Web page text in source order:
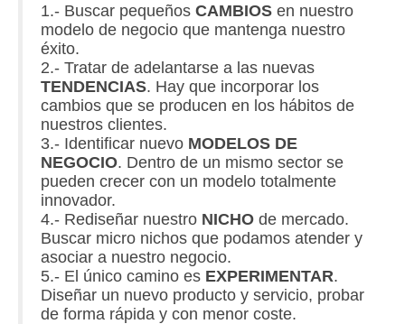
1.- Buscar pequeños CAMBIOS en nuestro
modelo de negocio que mantenga nuestro
éxito.
2.- Tratar de adelantarse a las nuevas
TENDENCIAS. Hay que incorporar los
cambios que se producen en los hábitos de
nuestros clientes.
3.- Identificar nuevo MODELOS DE
NEGOCIO. Dentro de un mismo sector se
pueden crecer con un modelo totalmente
innovador.
4.- Rediseñar nuestro NICHO de mercado.
Buscar micro nichos que podamos atender y
asociar a nuestro negocio.
5.- El único camino es EXPERIMENTAR.
Diseñar un nuevo producto y servicio, probar
de forma rápida y con menor coste.